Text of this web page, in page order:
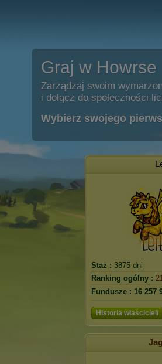
Graj w Howrse
Zarządzaj swoim
i dołącz do społeczności
Wybierz swojego
Staż : 3875 dni
Ranking ogólny :
Fundusze : 16 257
Historia właścicieli